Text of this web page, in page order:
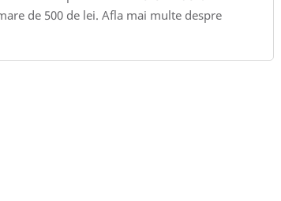
de 500 de lei. Afla mai multe despre